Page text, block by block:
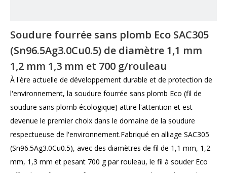
Soudure fourrée sans plomb Eco SAC305
(Sn96.5Ag3.0Cu0.5) de diamètre 1,1 mm
1,2 mm 1,3 mm et 700 g/rouleau
À l'ère actuelle de développement durable et de protection de
l'environnement, la soudure fourrée sans plomb Eco (fil de
soudure sans plomb écologique) attire l'attention et est
devenue le premier choix dans le domaine de la soudure
respectueuse de l'environnement.Fabriqué en alliage SAC305
(Sn96.5Ag3.0Cu0.5), avec des diamètres de fil de 1,1 mm, 1,2
mm, 1,3 mm et pesant 700 g par rouleau, le fil à souder Eco